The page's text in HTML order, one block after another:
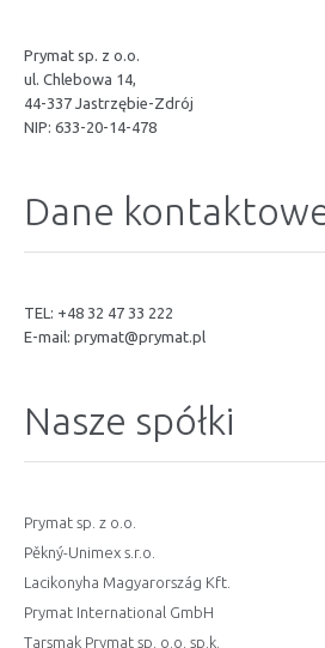
Prymat sp. z o.o.
ul. Chlebowa 14,
44-337 Jastrzębie-Zdrój
NIP: 633-20-14-478
Dane
TEL: +48 32 47 33 222
E-mail: prymat@prymat.pl
Nasze spółki
Prymat sp. z o.o.
Pěkný-Unimex s.r.o.
Lacikonyha Magyarország Kft.
Prymat International GmbH
Tarsmak Prymat sp. o.o. sp.k.